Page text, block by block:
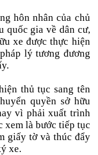
hôn nhân của chủ
quốc gia về dân cư,
xe được thực hiện
lý tương đương
thủ tục sang tên
quyền sở hữu
vì phải xuất trình
xem là bước tiếp tục
giấy tờ và thúc đẩy
xe.